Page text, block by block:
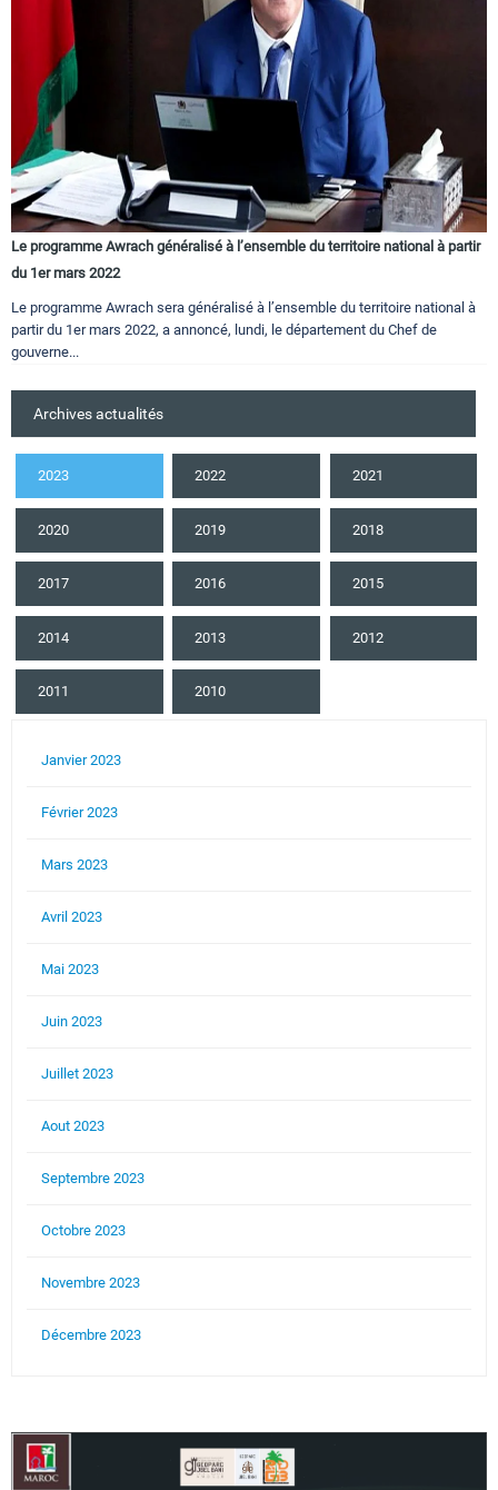
Le programme Awrach généralisé à l’ensemble du territoire national à partir
du 1er mars 2022
Le programme Awrach sera généralisé à l’ensemble du territoire national à
partir du 1er mars 2022, a annoncé, lundi, le département du Chef de
gouverne...
Archives actualités
2023 2022 2021
2020 2019 2018
2017 2016 2015
2014 2013 2012
2011 2010
Janvier 2023
Février 2023
Mars 2023
Avril 2023
Mai 2023
Juin 2023
Juillet 2023
Aout 2023
Septembre 2023
Octobre 2023
Novembre 2023
Décembre 2023